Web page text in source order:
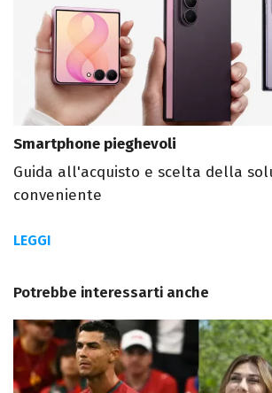
Smartphone pieghevoli
Guida all'acquisto e scelta della
conveniente
LEGGI
Potrebbe interessarti anche